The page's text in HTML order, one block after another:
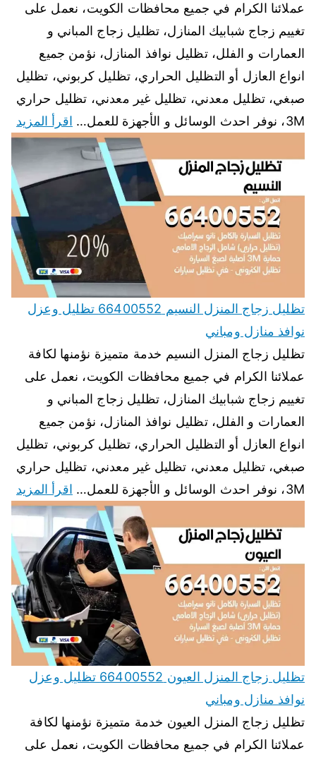
عملائنا الكرام في جميع محافظات الكويت، نعمل على
تغييم زجاج شبابيك المنازل، تظليل زجاج المباني و
العمارات و الفلل، تظليل نوافذ المنازل، نؤمن جميع
انواع العازل أو التظليل الحراري، تظليل كربوني، تظليل
صبغي، تظليل معدني، تظليل غير معدني، تظليل حراري
3M، نوفر احدث الوسائل و الأجهزة للعمل…
اقرأ المزيد
تظليل زجاج المنزل النسيم 66400552 تظليل وعزل
نوافذ منازل ومباني
تظليل زجاج المنزل النسيم خدمة متميزة نؤمنها لكافة
عملائنا الكرام في جميع محافظات الكويت، نعمل على
تغييم زجاج شبابيك المنازل، تظليل زجاج المباني و
العمارات و الفلل، تظليل نوافذ المنازل، نؤمن جميع
انواع العازل أو التظليل الحراري، تظليل كربوني، تظليل
صبغي، تظليل معدني، تظليل غير معدني، تظليل حراري
3M، نوفر احدث الوسائل و الأجهزة للعمل…
اقرأ المزيد
تظليل زجاج المنزل العيون 66400552 تظليل وعزل
نوافذ منازل ومباني
تظليل زجاج المنزل العيون خدمة متميزة نؤمنها لكافة
عملائنا الكرام في جميع محافظات الكويت، نعمل على